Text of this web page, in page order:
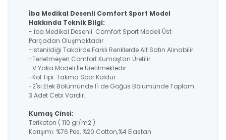
İba Medikal Desenli Comfort Sport Model
Hakkında Teknik Bilgi:
- İba Medikal Desenli Comfort Sport Modeli Üst
Parçadan Oluşmaktadır
-İstenildiği Takdirde Farklı Renklerde Alt Satın Alınabilir.
-Terletmeyen Comfort Kumaştan Üretilir
-V Yaka Modeli İle Üretilmektedir.
-Kol Tipi: Takma Spor Koldur.
-2'si Etek Bölümünde 1'i de Göğüs Bölümünde Toplam
3 Adet Cebi Vardır.
Kumaş Cinsi:
Terikoton ( 110 gr/m2 )
Karışımı: %76 Pes, %20 Cotton,%4 Elastan